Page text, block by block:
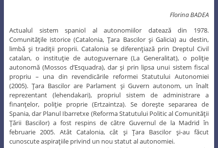
Florina BADEA
Actualul sistem spaniol al autonomiilor datează din 1978.
Comunităţile istorice (Catalonia, Ţara Bascilor şi Galicia) au destin,
limbă şi tradiţii proprii. Catalonia se diferenţiază prin Dreptul Civil
catalan, o instituţie de autoguvernare (La Generalitat), o poliţie
autonomă (Mossos d’Esquadra), dar şi prin lipsa unui sistem fiscal
propriu – una din revendicările reformei Statutului Autonomiei
(2005). Ţara Bascilor are Parlament şi Guvern autonom, un înalt
reprezentant (lehendakari), propriul sistem de administrare a
finanţelor, poliţie proprie (Ertzaintza). Se doreşte separarea de
Spania, dar Planul Ibarretxe (Reforma Statutului Politic al Comunităţii
Ţării Bascilor) a fost respins de către Guvernul de la Madrid în
februarie 2005. Atât Catalonia, cât şi Ţara Bascilor şi-au făcut
cunoscute aspiraţiile privind un nou statut al autonomiei.